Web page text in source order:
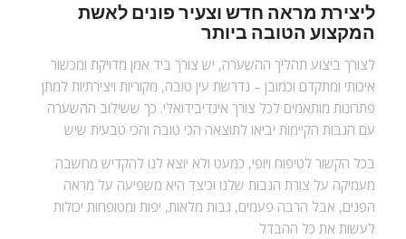
ליצירת מראה חדש וצעיר פונים לאשת
המקצוע הטובה ביותר
לצורך ביצוע תהליך ההשערה, יש צורך ביד אמן מדויקת ומכשור
איכותי ומתקדם וכמובן – נדרשת עין טובה, מקוריות ויצירתיות למתן
פתרונות מותאמים לכל צורך אינדיבידואלי. כך ששילוב ההשערה
עם הגבות הקיימות יביאו לתוצאה הכי טובה והכי טבעית שיש
בכל הקשור לטיפוח ויופי, כמעט ולא יוצא לנו להקדיש מחשבה
מעמיקה על צורת הגבות שלנו וכיצד היא משפיעה על מראה
הפנים, אבל הרבה פעמים, גבות מלאות, יפות ומטופחות יכולות
לעשות את כל ההבדל